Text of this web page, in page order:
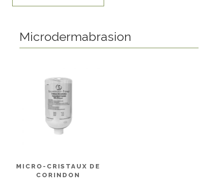
Microdermabrasion
MICRO-CRISTAUX DE
CORINDON